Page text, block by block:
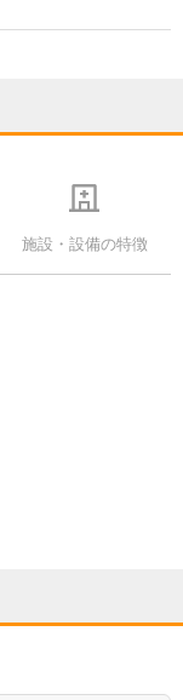
施設・設備の特徴